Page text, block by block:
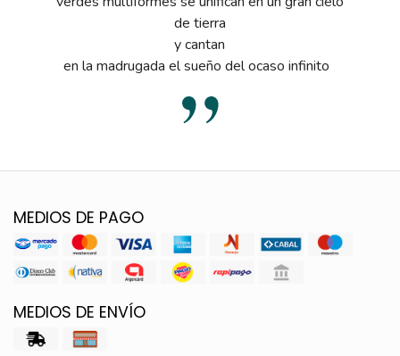
de tierra
y cantan
en la madrugada el sueño del ocaso infinito
MEDIOS DE PAGO
MEDIOS DE ENVÍO